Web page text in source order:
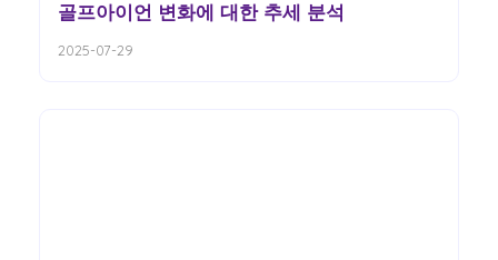
골프아이언 변화에 대한 추세 분석
2025-07-29